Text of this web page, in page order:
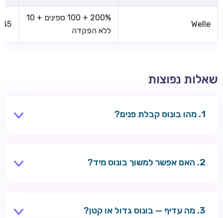
Welle
200% + 100 ספינים + 10
ללא הפקדה
שאלות נפוצות
מהו בונוס קבלת פנים?
האם אפשר למשוך בונוס מיד?
מה עדיף — בונוס גדול או קטן?